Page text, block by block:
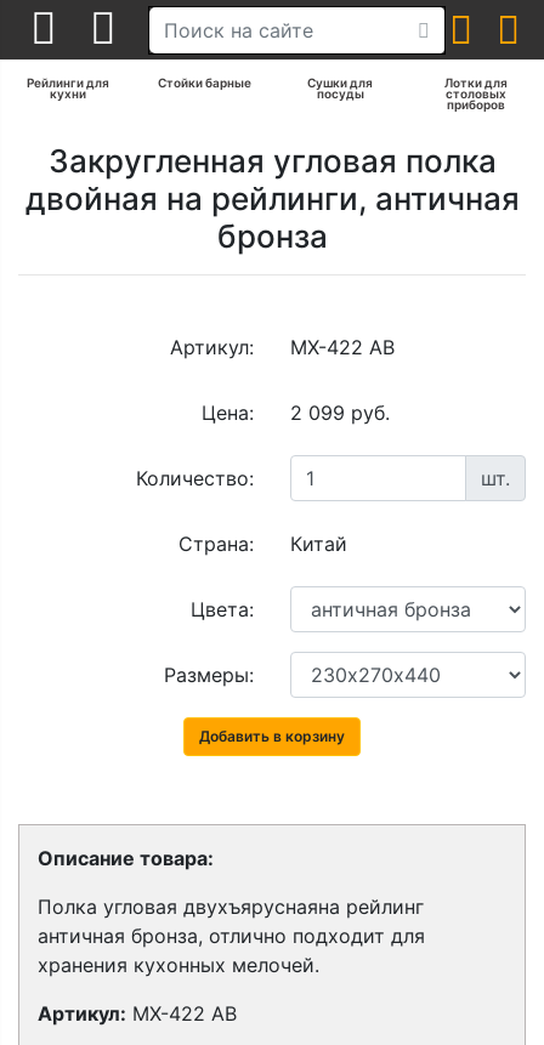
Рейлинги для
кухни
Стойки барные Сушки для
посуды
Лотки для
столовых
приборов
Закругленная угловая полка
двойная на рейлинги, античная
бронза
Артикул: MX-422 AB
Цена: 2 099 руб.
Количество: шт.
Страна: Китай
Цвета:
Размеры:
Добавить в корзину
Описание товара:
Полка угловая двухъяруснаяна рейлинг
античная бронза, отлично подходит для
хранения кухонных мелочей.
Артикул: MX-422 AB